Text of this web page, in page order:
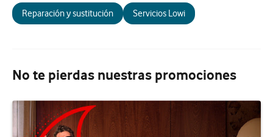
Reparación y sustitución Servicios Lowi
No te pierdas nuestras promociones